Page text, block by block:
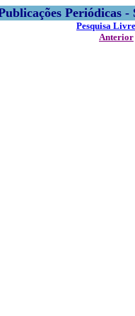
Periódicas
Pesquisa Livre
Anterior